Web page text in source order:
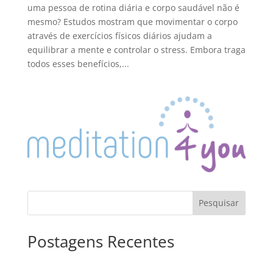
uma pessoa de rotina diária e corpo saudável não é
mesmo? Estudos mostram que movimentar o corpo
através de exercícios físicos diários ajudam a
equilibrar a mente e controlar o stress. Embora traga
todos esses benefícios,...
Pesquisar
Postagens Recentes